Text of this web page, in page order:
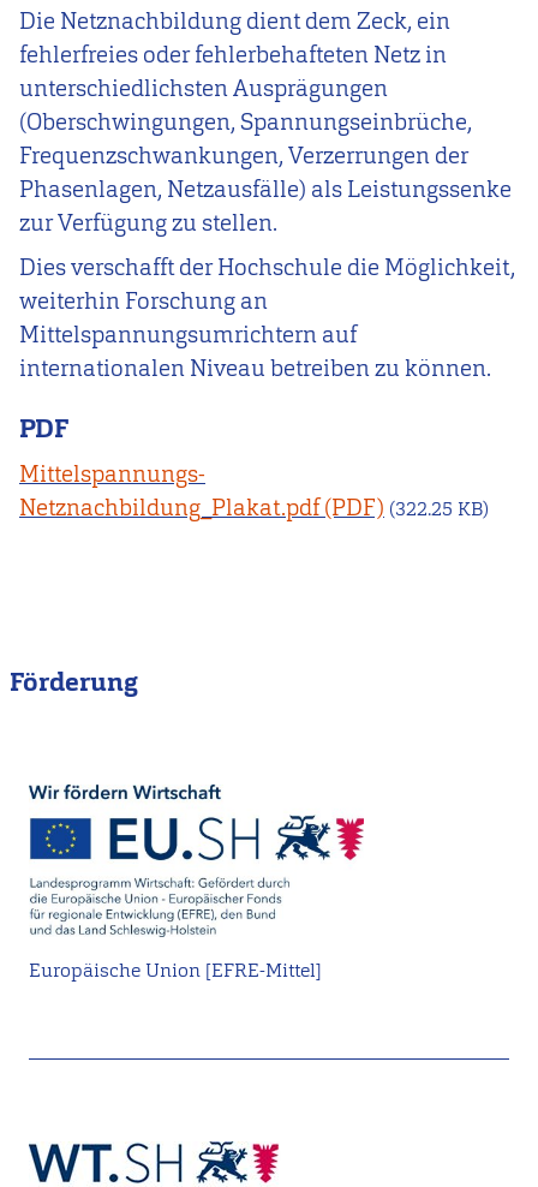
Die Netznachbildung dient dem Zeck, ein
fehlerfreies oder fehlerbehafteten Netz in
unterschiedlichsten Ausprägungen
(Oberschwingungen, Spannungseinbrüche,
Frequenzschwankungen, Verzerrungen der
Phasenlagen, Netzausfälle) als Leistungssenke
zur Verfügung zu stellen.
Dies verschafft der Hochschule die Möglichkeit,
weiterhin Forschung an
Mittelspannungsumrichtern auf
internationalen Niveau betreiben zu können.
PDF
Mittelspannungs-
Netznachbildung_Plakat.pdf
(322.25 KB)
Förderung
Europäische Union [EFRE-Mittel]